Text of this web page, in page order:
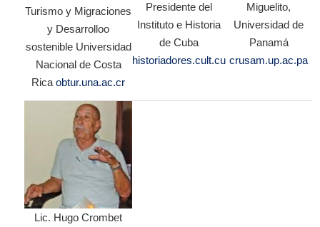
Turismo y Migraciones
y Desarrolloo
sostenible Universidad
Nacional de Costa
Rica obtur.una.ac.cr
Presidente del
Instituto e Historia
de Cuba
historiadores.cult.cu
Miguelito,
Universidad de
Panamá
crusam.up.ac.pa
Lic. Hugo Crombet